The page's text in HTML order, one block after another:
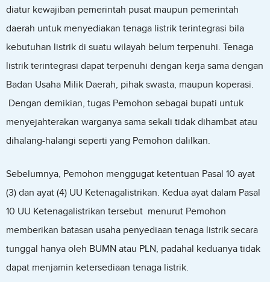
diatur kewajiban pemerintah pusat maupun pemerintah
daerah untuk menyediakan tenaga listrik terintegrasi bila
kebutuhan listrik di suatu wilayah belum terpenuhi. Tenaga
listrik terintegrasi dapat terpenuhi dengan kerja sama dengan
Badan Usaha Milik Daerah, pihak swasta, maupun koperasi.
Dengan demikian, tugas Pemohon sebagai bupati untuk
menyejahterakan warganya sama sekali tidak dihambat atau
dihalang-halangi seperti yang Pemohon dalilkan.
Sebelumnya, Pemohon menggugat ketentuan Pasal 10 ayat
(3) dan ayat (4) UU Ketenagalistrikan. Kedua ayat dalam Pasal
10 UU Ketenagalistrikan tersebut menurut Pemohon
memberikan batasan usaha penyediaan tenaga listrik secara
tunggal hanya oleh BUMN atau PLN, padahal keduanya tidak
dapat menjamin ketersediaan tenaga listrik.